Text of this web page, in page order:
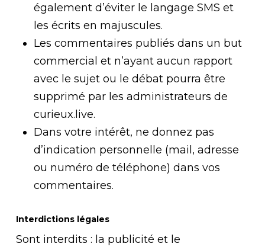
également d’éviter le langage SMS et
les écrits en majuscules.
Les commentaires publiés dans un but
commercial et n’ayant aucun rapport
avec le sujet ou le débat pourra être
supprimé par les administrateurs de
curieux.live.
Dans votre intérêt, ne donnez pas
d’indication personnelle (mail, adresse
ou numéro de téléphone) dans vos
commentaires.
Interdictions légales
Sont interdits : la publicité et le